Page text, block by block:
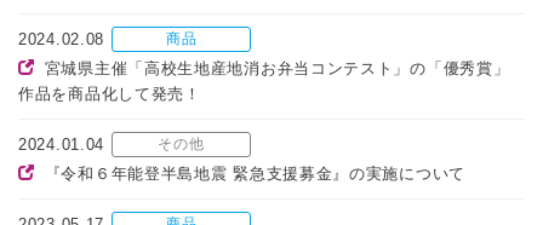
2024.02.08 商品
宮城県主催「高校生地産地消お弁当コンテスト」の「優秀賞」
作品を商品化して発売！
2024.01.04 その他
『令和６年能登半島地震 緊急支援募金』の実施について